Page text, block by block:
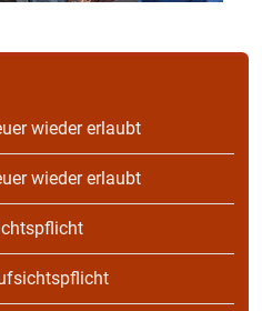
wieder erlaubt
wieder erlaubt